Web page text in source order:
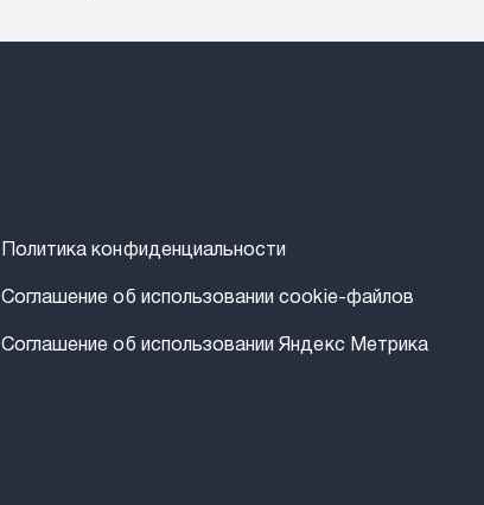
Политика конфиденциальности
Соглашение об использовании cookie-файлов
Соглашение об использовании Яндекс Метрика